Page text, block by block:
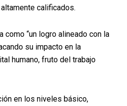
calificados.
como “un logro alineado con la
su impacto en la
humano, fruto del trabajo
en los niveles básico,